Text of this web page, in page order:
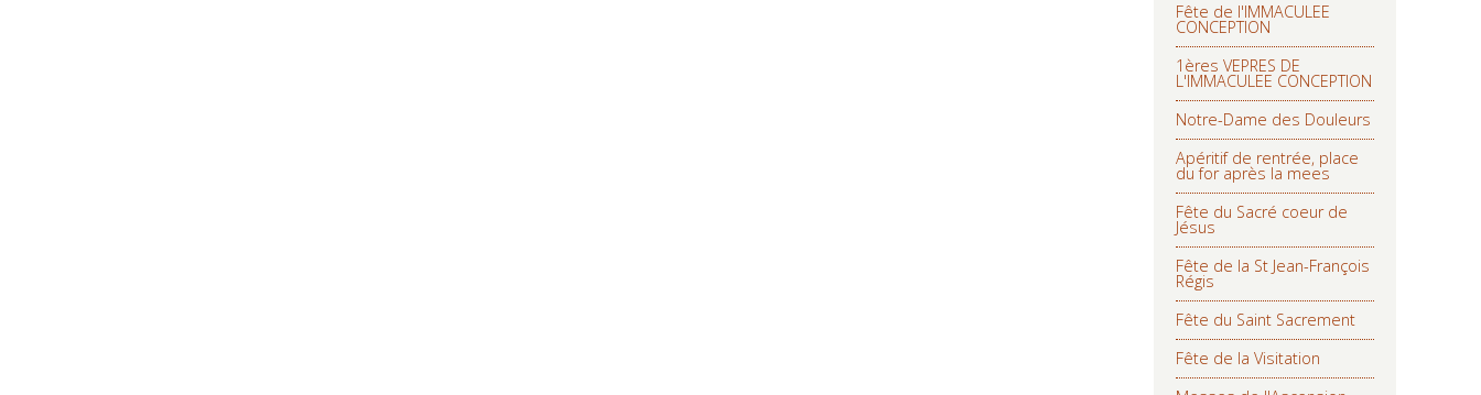
Fête de l'IMMACULEE
CONCEPTION
1ères VEPRES DE
L'IMMACULEE CONCEPTION
Notre-Dame des Douleurs
Apéritif de rentrée, place
du for après la mees
Fête du Sacré coeur de
Jésus
Fête de la St Jean-François
Régis
Fête du Saint Sacrement
Fête de la Visitation